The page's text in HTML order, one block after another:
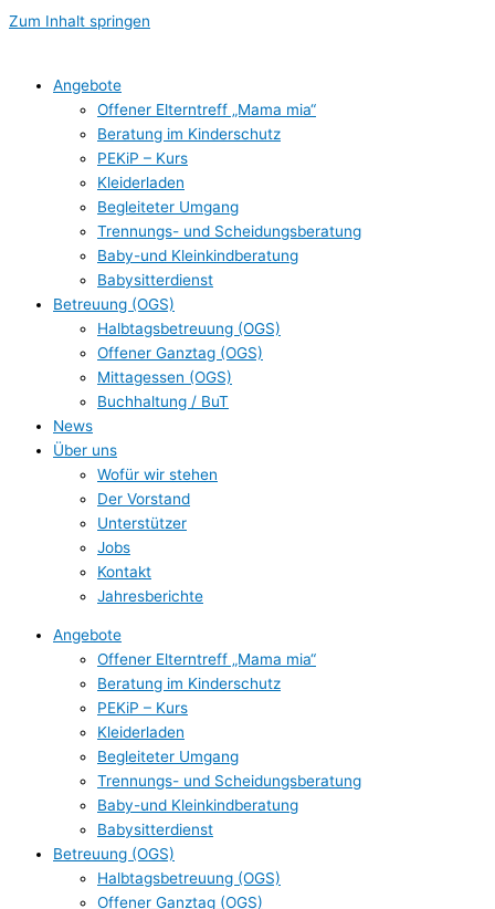
Zum Inhalt springen
Angebote
Offener Elterntreff „Mama mia“
Beratung im Kinderschutz
PEKiP – Kurs
Kleiderladen
Begleiteter Umgang
Trennungs- und Scheidungsberatung
Baby-und Kleinkindberatung
Babysitterdienst
Betreuung (OGS)
Halbtagsbetreuung (OGS)
Offener Ganztag (OGS)
Mittagessen (OGS)
Buchhaltung / BuT
News
Über uns
Wofür wir stehen
Der Vorstand
Unterstützer
Jobs
Kontakt
Jahresberichte
Angebote
Offener Elterntreff „Mama mia“
Beratung im Kinderschutz
PEKiP – Kurs
Kleiderladen
Begleiteter Umgang
Trennungs- und Scheidungsberatung
Baby-und Kleinkindberatung
Babysitterdienst
Betreuung (OGS)
Halbtagsbetreuung (OGS)
Offener Ganztag (OGS)